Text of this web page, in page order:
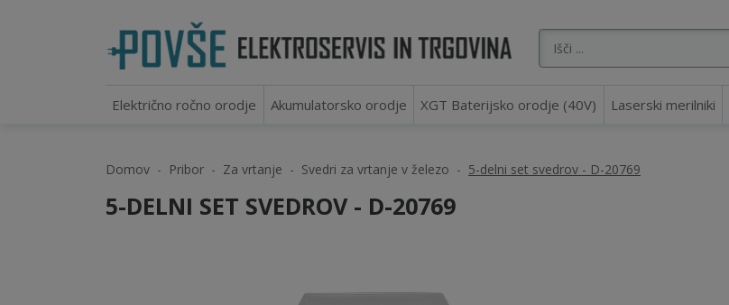
Električno ročno orodje Akumulatorsko orodje XGT Baterijsko orodje (40V) Laserski merilniki
Domov Pribor Za vrtanje Svedri za vrtanje v železo 5-delni set svedrov - D-20769
5-DELNI SET SVEDROV - D-20769